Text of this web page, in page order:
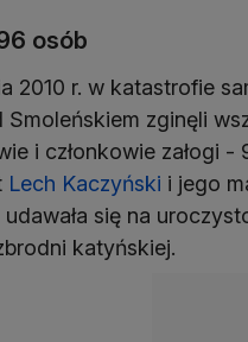
osób
2010 r. w katastrofie
Smoleńskiem zginęli
i członkowie załogi -
Lech Kaczyński i jego
się na
katyńskiej.